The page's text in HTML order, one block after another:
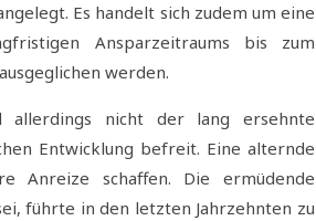
Es handelt sich zudem um eine
Ansparzeitraums bis zum
werden.
allerdings nicht der lang ersehnte
Entwicklung befreit. Eine alternde
Anreize schaffen. Die ermüdende
führte in den letzten Jahrzehnten zu